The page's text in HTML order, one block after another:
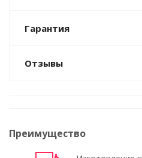
Гарантия
Отзывы
Преимущество